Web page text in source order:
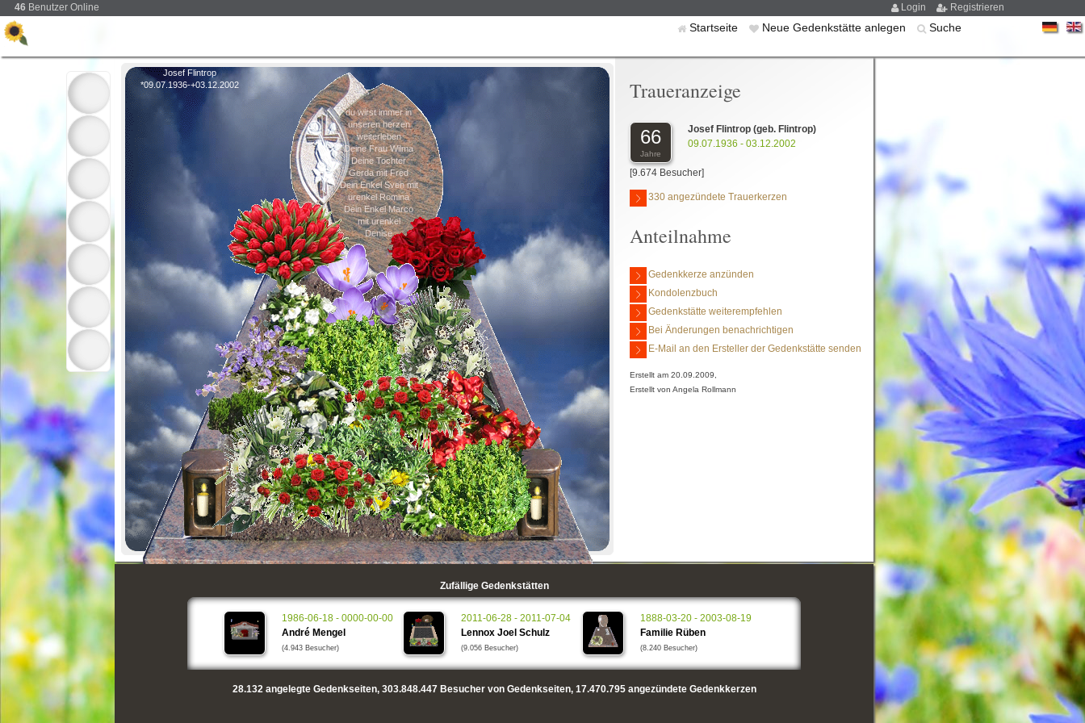
46 Benutzer Online Login Registrieren
Startseite Neue Gedenkstätte anlegen Suche
Josef Flintrop
*09.07.1936-+03.12.2002
du wirst immer in
unseren herzen
weiterleben
Deine Frau Wilma
Deine Tochter
Gerda mit Fred
Dein Enkel Sven mit
urenkel Romina
Dein Enkel Marco
mit urenkel
Denise
Traueranzeige
66
Jahre
Josef Flintrop (geb. Flintrop)
09.07.1936 - 03.12.2002
[9.674 Besucher]
330 angezündete Trauerkerzen
Anteilnahme
Gedenkkerze anzünden
Kondolenzbuch
Gedenkstätte weiterempfehlen
Bei Änderungen benachrichtigen
E-Mail an den Ersteller der Gedenkstätte senden
Erstellt am 20.09.2009,
Erstellt von Angela Rollmann
Zufällige Gedenkstätten
1986-06-18 - 0000-00-00
André Mengel
(4.943 Besucher)
2011-06-28 - 2011-07-04
Lennox Joel Schulz
(9.056 Besucher)
1888-03-20 - 2003-08-19
Familie Rüben
(8.240 Besucher)
28.132angelegte Gedenkseiten, 303.848.447Besucher von Gedenkseiten, 17.470.795angezündete Gedenkkerzen